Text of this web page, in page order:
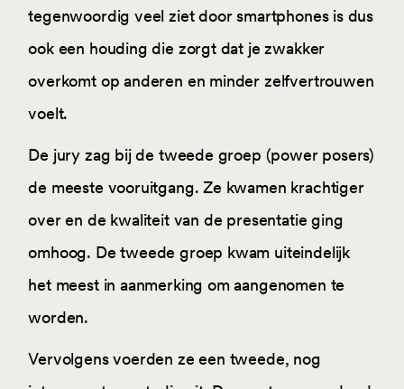
tegenwoordig veel ziet door smartphones is dus
ook een houding die zorgt dat je zwakker
overkomt op anderen en minder zelfvertrouwen
voelt.
De jury zag bij de tweede groep (power posers)
de meeste vooruitgang. Ze kwamen krachtiger
over en de kwaliteit van de presentatie ging
omhoog. De tweede groep kwam uiteindelijk
het meest in aanmerking om aangenomen te
worden.
Vervolgens voerden ze een tweede, nog